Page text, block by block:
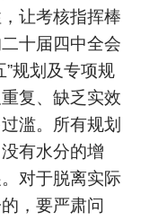
让考核指挥棒
十届四中全会
”规划及专项规
复、缺乏实效
滥。所有规划
有水分的增
对于脱离实际
，要严肃问